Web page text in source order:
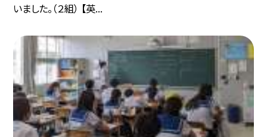
いました。（２組） 【英...